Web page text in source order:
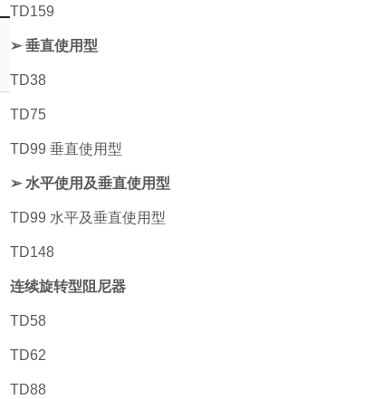
TD159
➢ 垂直使用型
TD38
TD75
TD99 垂直使用型
➢ 水平使用及垂直使用型
TD99 水平及垂直使用型
TD148
连续旋转型阻尼器
TD58
TD62
TD88